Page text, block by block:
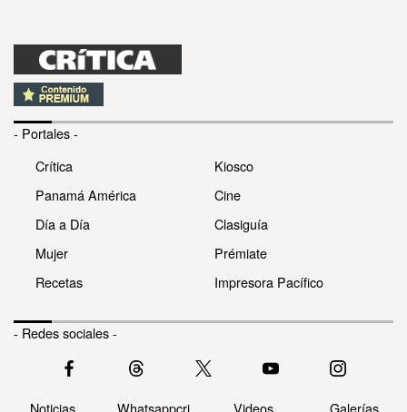
- Portales -
Crítica
Panamá América
Día a Día
Mujer
Recetas
Kiosco
Cine
Clasiguía
Prémiate
Impresora Pacífico
- Redes sociales -
Noticias Whatsappcri Videos Galerías